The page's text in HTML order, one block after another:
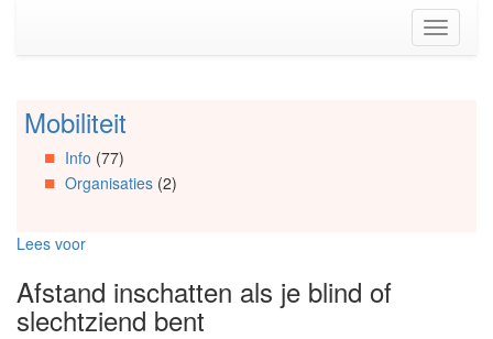
(Accesskey
Toggle
Spring
Artikels
Spring
Spring
Organisaties
Spring
Mobiliteit
Info (77)
Organisaties(2)
Lees voor
Afstand inschatten als je blind of
slechtziend bent